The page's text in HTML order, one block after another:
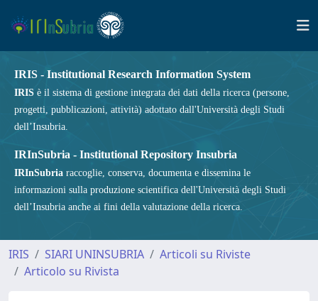
IRIS - Institutional Research Information System
IRIS è il sistema di gestione integrata dei dati della ricerca (persone,
progetti, pubblicazioni, attività) adottato dall'Università degli Studi
dell’Insubria.
IRInSubria - Institutional Repository Insubria
IRInSubria raccoglie, conserva, documenta e dissemina le
informazioni sulla produzione scientifica dell'Università degli Studi
dell’Insubria anche ai fini della valutazione della ricerca.
IRIS SIARI UNINSUBRIA
Articoli su Riviste
Articolo su Rivista